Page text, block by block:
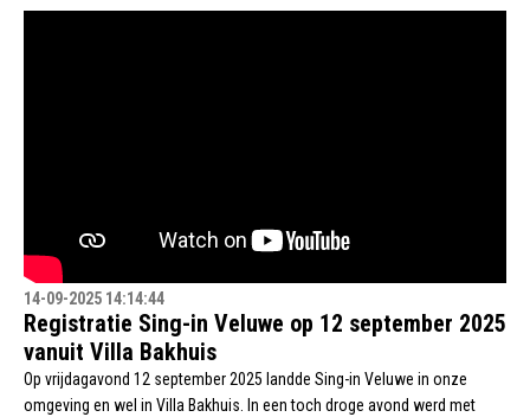
14-09-2025 14:14:44
Registratie Sing-in Veluwe op 12 september 2025
vanuit Villa Bakhuis
Op vrijdagavond 12 september 2025 landde Sing-in Veluwe in onze
omgeving en wel in Villa Bakhuis. In een toch droge avond werd met